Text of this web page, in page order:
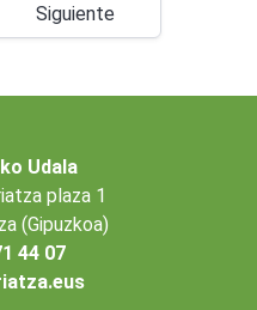
Siguiente
Udala
plaza 1
(Gipuzkoa)
44 07